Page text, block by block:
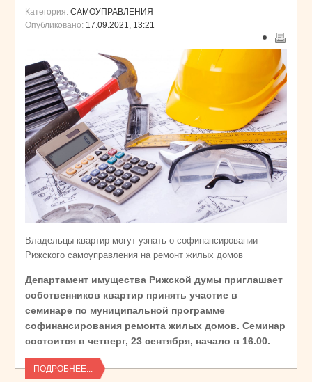
Категория: САМОУПРАВЛЕНИЯ
Опубликовано: 17.09.2021, 13:21
Владельцы квартир могут узнать о софинансировании
Рижского самоуправления на ремонт жилых домов
Департамент имущества Рижской думы приглашает
собственников квартир принять участие в
семинаре по муниципальной программе
софинансирования ремонта жилых домов. Семинар
состоится в четверг, 23 сентября, начало в 16.00.
ПОДРОБНЕЕ...